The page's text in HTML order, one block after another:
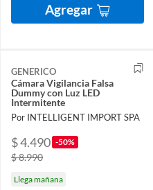
Agregar
GENERICO
Cámara Vigilancia Falsa
Dummy con Luz LED
Intermitente
Por INTELLIGENT IMPORT SPA
$ 4.490 -50%
$ 8.990
Llega mañana